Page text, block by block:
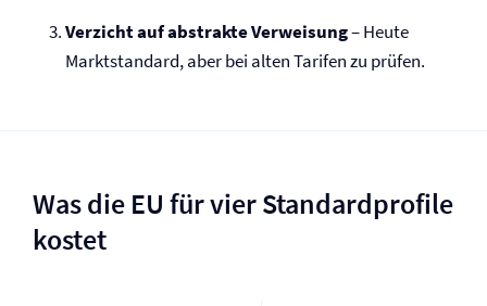
Verzicht auf abstrakte Verweisung– Heute
Marktstandard, aber bei alten Tarifen zu prüfen.
Was die EU für vier Standardprofile
kostet